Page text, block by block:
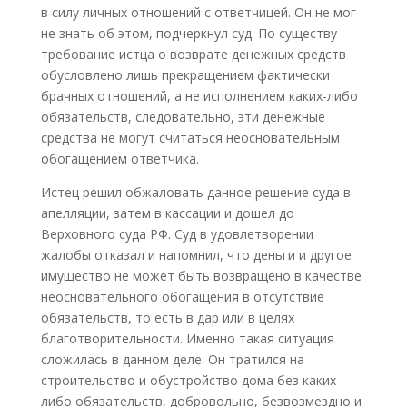
в силу личных отношений с ответчицей. Он не мог
не знать об этом, подчеркнул суд. По существу
требование истца о возврате денежных средств
обусловлено лишь прекращением фактически
брачных отношений, а не исполнением каких-либо
обязательств, следовательно, эти денежные
средства не могут считаться неосновательным
обогащением ответчика.
Истец решил обжаловать данное решение суда в
апелляции, затем в кассации и дошел до
Верховного суда РФ. Суд в удовлетворении
жалобы отказал и напомнил, что деньги и другое
имущество не может быть возвращено в качестве
неосновательного обогащения в отсутствие
обязательств, то есть в дар или в целях
благотворительности. Именно такая ситуация
сложилась в данном деле. Он тратился на
строительство и обустройство дома без каких-
либо обязательств, добровольно, безвозмездно и